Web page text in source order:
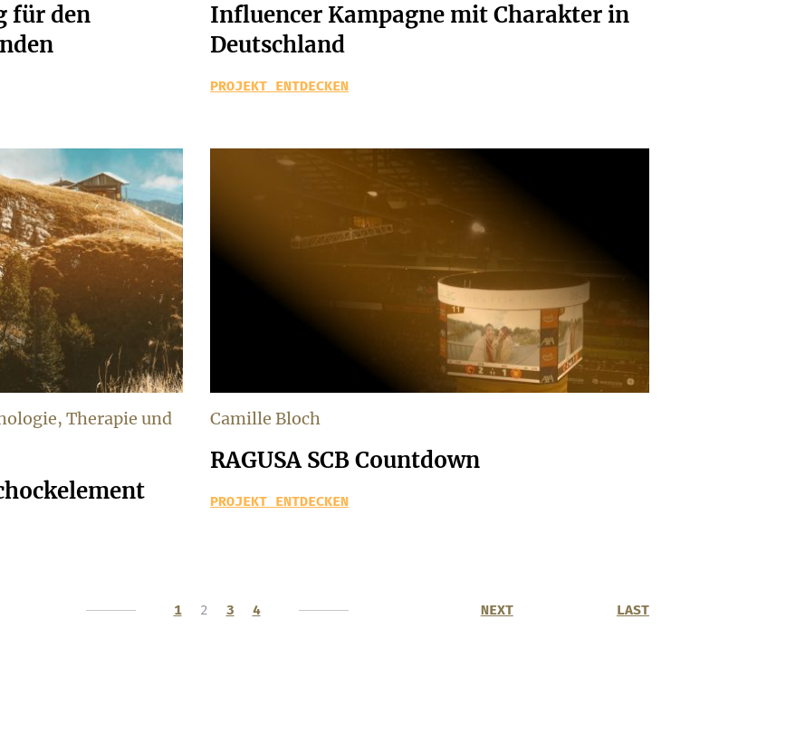
für den
Influencer Kampagne mit Charakter in
Deutschland
PROJEKT ENTDECKEN
Therapie und
Camille Bloch
RAGUSA SCB Countdown
PROJEKT ENTDECKEN
1 2 3 4 NEXT LAST